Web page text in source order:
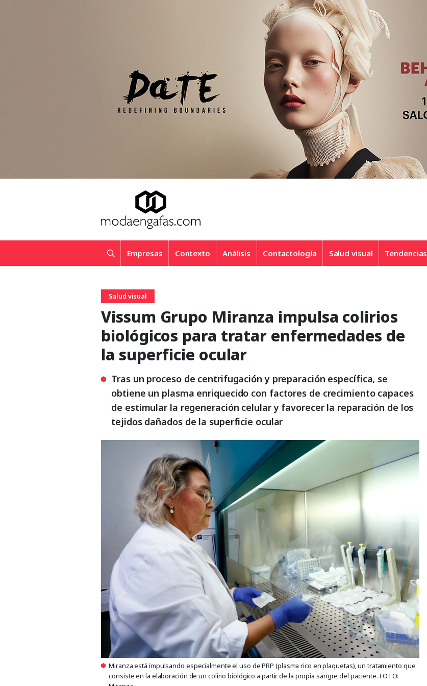
Empresas Contexto Análisis Contactología Salud visual Tendencias
Salud visual
Vissum Grupo Miranza impulsa colirios
biológicos para tratar enfermedades de
la superficie ocular
Tras un proceso de centrifugación y preparación específica, se
obtiene un plasma enriquecido con factores de crecimiento capaces
de estimular la regeneración celular y favorecer la reparación de los
tejidos dañados de la superficie ocular
Miranza está impulsando especialmente el uso de PRP (plasma rico en plaquetas), un tratamiento que
consiste en la elaboración de un colirio biológico a partir de la propia sangre del paciente. FOTO: